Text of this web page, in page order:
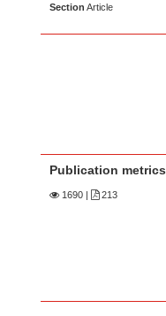
Section Article
Publication metrics
1690 | 213